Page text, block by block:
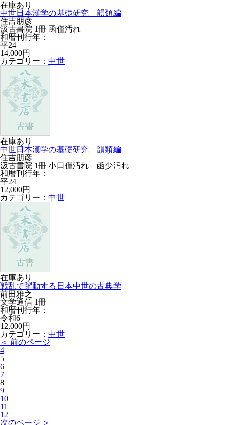
在庫あり
中世日本漢学の基礎研究 韻類編
住吉朋彦
汲古書院 1冊 函僅汚れ
和暦刊行年：
平24
14,000円
カテゴリー： 中世
在庫あり
中世日本漢学の基礎研究 韻類編
住吉朋彦
汲古書院 1冊 小口僅汚れ 函少汚れ
和暦刊行年：
平24
12,000円
カテゴリー： 中世
在庫あり
戦乱で躍動する日本中世の古典学
前田雅之
文学通信 1冊
和暦刊行年：
令和6
12,000円
カテゴリー： 中世
＜ 前のページ
4
5
6
7
8
9
10
11
12
次のページ ＞